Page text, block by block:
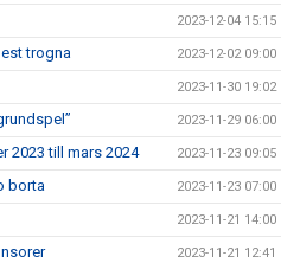
2023-12-04 15:15
trogna 2023-12-02 09:00
2023-11-30 19:02
2023-11-29 06:00
2023 till mars 2024 2023-11-23 09:05
borta 2023-11-23 07:00
2023-11-21 14:00
2023-11-21 12:41